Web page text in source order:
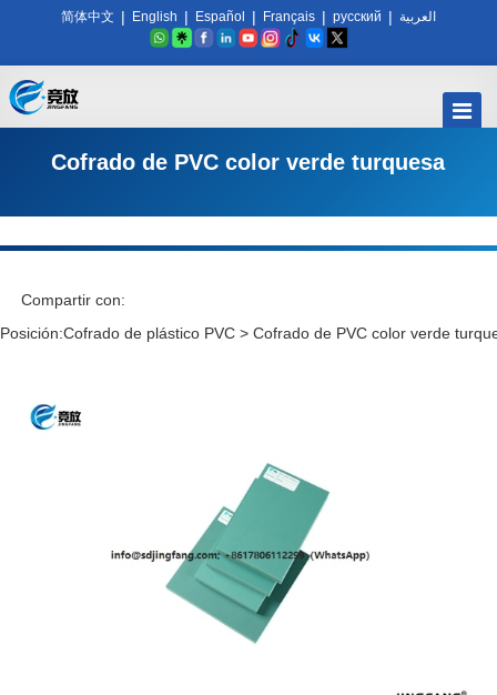
简体中文 | English | Español | Français | русский | العربية
Cofrado de PVC color verde turquesa
Compartir con:
Posición:Cofrado de plástico PVC > Cofrado de PVC color verde